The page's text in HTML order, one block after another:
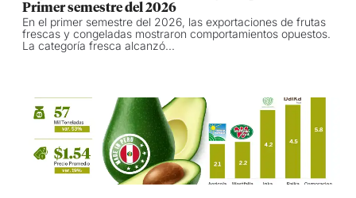
Primer semestre del 2026
En el primer semestre del 2026, las exportaciones de frutas
frescas y congeladas mostraron comportamientos opuestos.
La categoría fresca alcanzó...